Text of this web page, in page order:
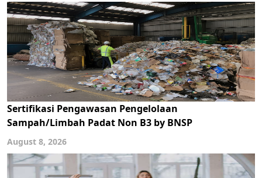
Sertifikasi Pengawasan Pengelolaan
Sampah/Limbah Padat Non B3 by BNSP
August 8, 2026